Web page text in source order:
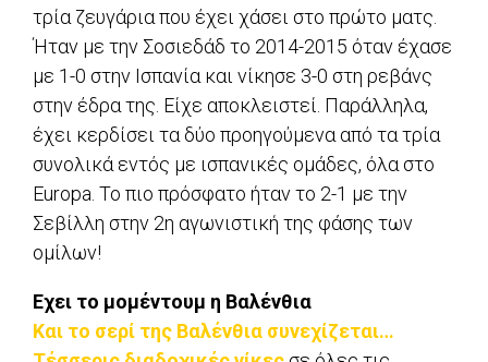
τρία ζευγάρια που έχει χάσει στο πρώτο ματς.
Ήταν με την Σοσιεδάδ το 2014-2015 όταν έχασε
με 1-0 στην Ισπανία και νίκησε 3-0 στη ρεβάνς
στην έδρα της. Είχε αποκλειστεί. Παράλληλα,
έχει κερδίσει τα δύο προηγούμενα από τα τρία
συνολικά εντός με ισπανικές ομάδες, όλα στο
Europa. Το πιο πρόσφατο ήταν το 2-1 με την
Σεβίλλη στην 2η αγωνιστική της φάσης των
ομίλων!
Εχει το μομέντουμ η Βαλένθια
Και το σερί της Βαλένθια συνεχίζεται…